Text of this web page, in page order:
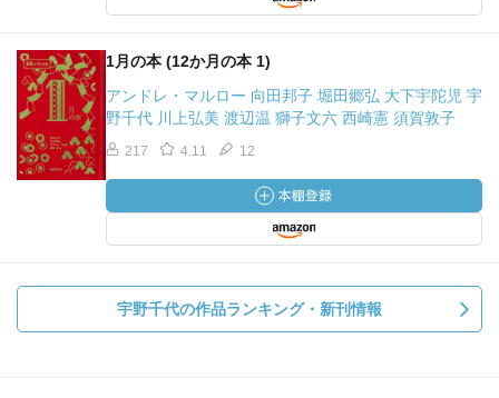
1月の本 (12か月の本 1)
アンドレ・マルロー 向田邦子 堀田郷弘 大下宇陀児 宇
野千代 川上弘美 渡辺温 獅子文六 西崎憲 須賀敦子
217 4.11 12
宇野千代の作品ランキング・新刊情報